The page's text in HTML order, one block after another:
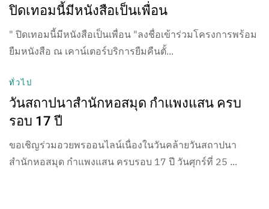
ปิดเทอมนี้มีหนังสือเป็นเพื่อน
" ปิดเทอมนี้มีหนังสือเป็นเพื่อน "ลงชื่อเข้าร่วมโครงการพร้อม
ยืมหนังสือ ณ เคาน์เตอร์บริการยืมคืนตั้...
ทั่วไป
วันสถาปนาสำนักหอสมุด กำแพงแสน ครบ
รอบ 17 ปี
ขอเชิญร่วมอวยพรออนไลน์เนื่องในวันคล้ายวันสถาปนา
สำนักหอสมุด กำแพงแสน ครบรอบ 17 ปี วันศุกร์ที่ 25 ...